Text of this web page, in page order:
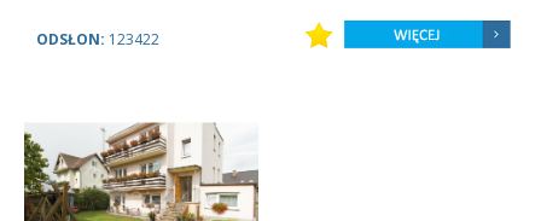
ODSŁON: 123422